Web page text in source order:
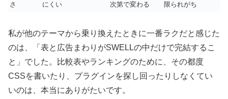
さ
にくい
次第で変わる
限られがち
私が他のテーマから乗り換えたときに一番ラクだと感じた
のは、「表と広告まわりがSWELLの中だけで完結するこ
と」でした。比較表やランキングのために、その都度
CSSを書いたり、プラグインを探し回ったりしなくてい
いのは、本当にありがたいです。